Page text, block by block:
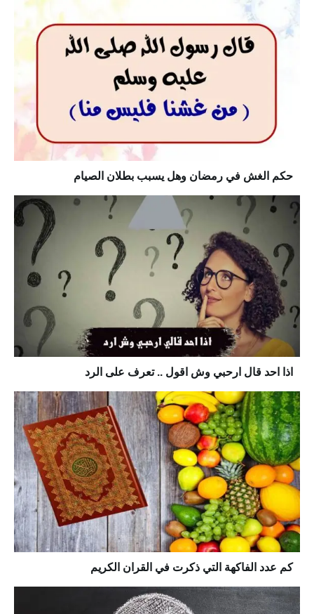
حكم الغش في رمضان وهل يسبب بطلان الصيام
اذا احد قال ارحبي وش اقول .. تعرف على الرد
كم عدد الفاكهة التي ذكرت في القران الكريم